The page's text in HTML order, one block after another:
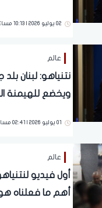
02 يوليو 2026 | 10:13 مساءً
عالم
نتنياهو: لبنان
ويخضع للهيمنة
01 يوليو 2026 | 02:41 مساءً
عالم
أول فيديو
أهم ما فعلناه